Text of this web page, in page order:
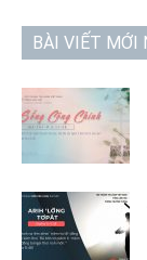
BÀI VIẾT MỚI